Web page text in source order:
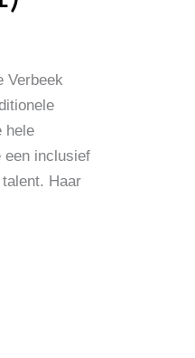
Verbeek
hele
een inclusief
Haar